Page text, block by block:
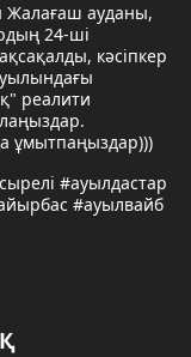
Жалағаш ауданы,
24-ші
кәсіпкер
реалити
ұмытпаңыздар)))
#ауылдастар
#ауылвайб